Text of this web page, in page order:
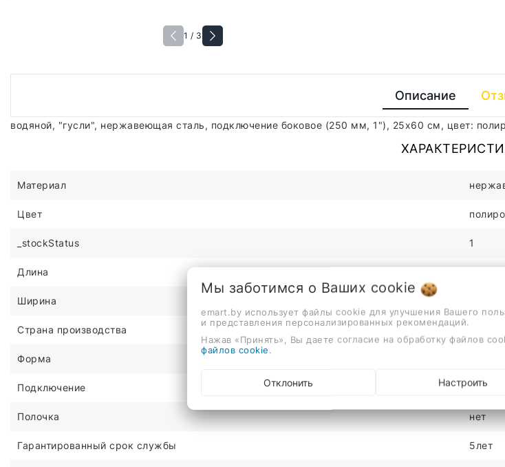
1 / 3
Описание
водяной, "гусли", нержавеющая сталь, подключение боковое (250 мм, 1"), 25x60 см, цвет:
Материал
Цвет
_stockStatus 1
Длина
Ширина
Страна производства
Форма
Подключение боковое
Полочка нет
Гарантированный срок службы 5лет
Мы заботимся о Ваших cookie
emart.by использует файлы cookie для улучшения Вашего
и представления персонализированных рекомендаций.
Нажав «Принять», Вы даете согласие на обработку файлов
файлов cookie.
Отклонить Настроить